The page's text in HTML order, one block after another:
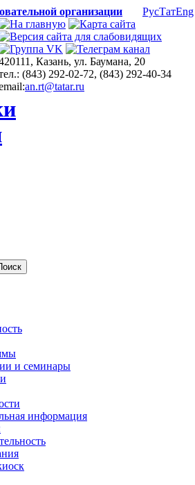
организации РусТатEng
Казань, ул. Баумана, 20
(843) 292-02-72, (843) 292-40-34
an.rt@tatar.ru
и семинары
информация